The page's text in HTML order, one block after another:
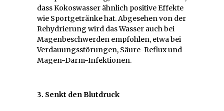
dass Kokoswasser ähnlich positive Effekte
wie Sportgetränke hat. Abgesehen von der
Rehydrierung wird das Wasser auch bei
Magenbeschwerden empfohlen, etwa bei
Verdauungsstörungen, Säure-Reflux und
Magen-Darm-Infektionen.
3. Senkt den Blutdruck